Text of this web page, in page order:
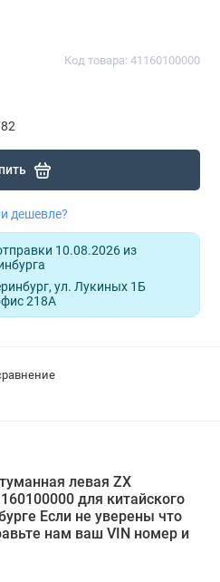
Код товара: 41160100000
дешевле?
10.08.2026 из
ул. Лукиных 1Б
218А
левая ZX
для китайского
Если не уверены что
нам ваш VIN номер и